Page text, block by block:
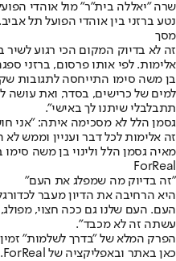
שרה "יאללה בית"ר" מול אוהדי
נטע ברזני בין אוהדי הפועל תל
מסך
זה לא בדיוק המקום הכי רגוע לשיר
אלימות. לפי אותו פרסום, ברזני
בן משה סימו התייחסה לתגובות
למים של כרישים, בסדר, ואת
תתבלבלי שיתנו לך באישי".
גסמן הלל לא מסכימה איתה: "אני
זה אלימות לכל דבר ועניין וממש לא
מאיה גסמן הלל ולינוי בן משה סימו
ForReal
"זה בדיוק מה שמפלג את העם"
היא הרחיבה את הדיון מעבר
העם. העם שלנו גם ככה חצוי,
עשתה זה לא מכבד".
הפרק המלא של "בדרך לשלמות"
כאן באתר ובאפליקציה של ForReal.